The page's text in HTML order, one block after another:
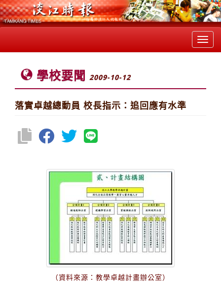
學校要聞 2009-10-12
落實卓越總動員 校長指示：追回應有水準
（資料來源：教學卓越計畫辦公室）